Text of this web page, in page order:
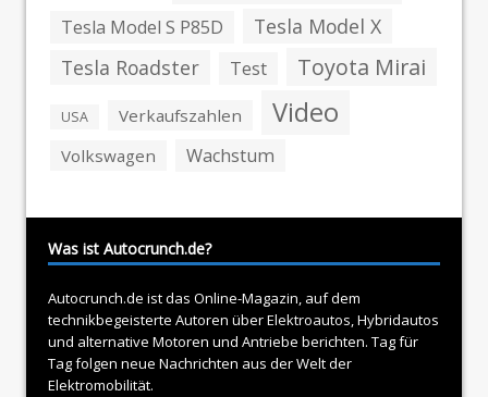
Tesla Model S P85D
Tesla Model X
Tesla Roadster
Test Toyota Mirai
USA Verkaufszahlen Video
Volkswagen Wachstum
Was ist Autocrunch.de?
Autocrunch.de ist das Online-Magazin, auf dem
technikbegeisterte Autoren überElektroautos, Hybridautos
und alternative Motoren und Antriebe berichten. Tag für
Tag folgen neue Nachrichten aus der Welt der
Elektromobilität.